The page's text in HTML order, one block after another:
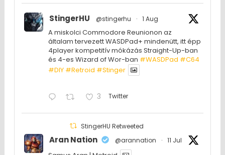
StingerHU @stingerhu · 1 Aug
A miskolci Commodore Reunionon az
általam tervezett WASDPad+ mindenütt, itt épp
4player kompetitív mókázás Straight-Up-ban
és 4-es Wizard of Wor-ban #WASDPad #C64
#DIY #Retroid #Stinger
3 Twitter
StingerHU Retweeted
Aran Nation @arannation · 11 Jul